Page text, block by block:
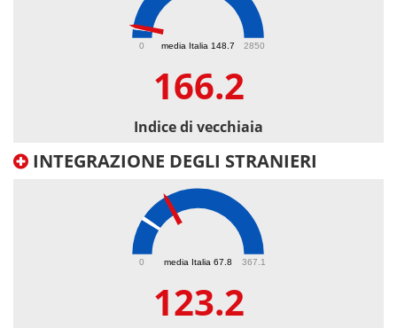
media Italia 148.7
0 2850
166.2
Indice di vecchiaia
INTEGRAZIONE DEGLI STRANIERI
media Italia 67.8
0 367.1
123.2